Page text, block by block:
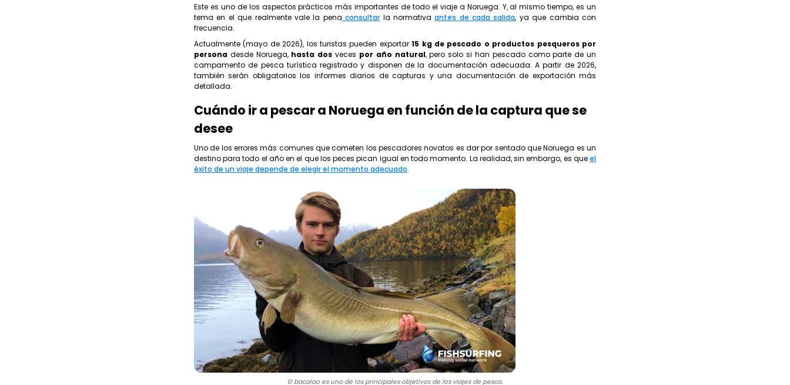
Este es uno de los aspectos prácticos más importantes de todo el viaje a Noruega. Y, al mismo tiempo, es un
tema en el que realmente vale la pena consultar la normativaantes de cada salida, ya que cambia con
frecuencia.
Actualmente (mayo de 2026), los turistas pueden exportar15 kg de pescado o productos pesqueros por
persona desde Noruega, hasta dosveces por año natural, pero solo si han pescado como parte de un
campamento de pesca turística registrado y disponen de la documentación adecuada. A partir de 2026,
también serán obligatorios los informes diarios de capturas y una documentación de exportación más
detallada.
Cuándo ir a pescar a Noruega en función de la captura que se
desee
Uno de los errores más comunes que cometen los pescadores novatos es dar por sentado que Noruega es un
destino para todo el año en el que los peces pican igual en todo momento. La realidad, sin embargo, es queel
éxito de un viaje depende de elegir el momento adecuado.
El bacalao es uno de los principales objetivos de los viajes de pesca.